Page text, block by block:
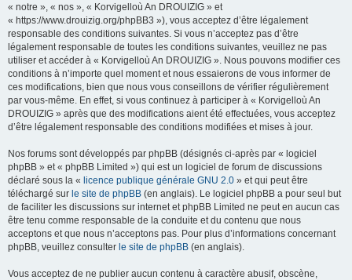
« notre », « nos », « Korvigelloù An DROUIZIG » et
« https://www.drouizig.org/phpBB3 »), vous acceptez d’être légalement
responsable des conditions suivantes. Si vous n’acceptez pas d’être
légalement responsable de toutes les conditions suivantes, veuillez ne pas
utiliser et accéder à « Korvigelloù An DROUIZIG ». Nous pouvons modifier ces
conditions à n’importe quel moment et nous essaierons de vous informer de
ces modifications, bien que nous vous conseillons de vérifier régulièrement
par vous-même. En effet, si vous continuez à participer à « Korvigelloù An
DROUIZIG » après que des modifications aient été effectuées, vous acceptez
d’être légalement responsable des conditions modifiées et mises à jour.
Nos forums sont développés par phpBB (désignés ci-après par « logiciel
phpBB » et « phpBB Limited ») qui est un logiciel de forum de discussions
déclaré sous la « licence publique générale GNU 2.0 » et qui peut être
téléchargé sur le site de phpBB (en anglais). Le logiciel phpBB a pour seul but
de faciliter les discussions sur internet et phpBB Limited ne peut en aucun cas
être tenu comme responsable de la conduite et du contenu que nous
acceptons et que nous n’acceptons pas. Pour plus d’informations concernant
phpBB, veuillez consulter le site de phpBB (en anglais).
Vous acceptez de ne publier aucun contenu à caractère abusif, obscène,